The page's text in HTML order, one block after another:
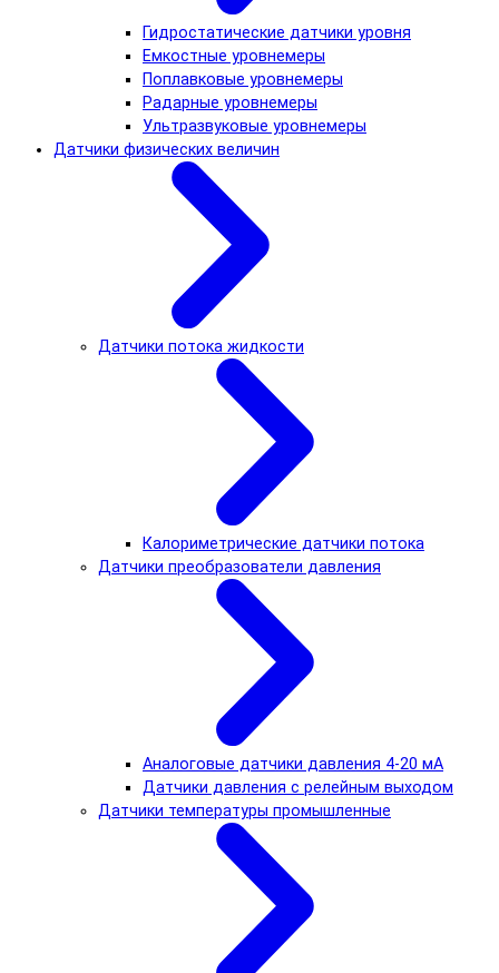
Гидростатические датчики уровня
Емкостные уровнемеры
Поплавковые уровнемеры
Радарные уровнемеры
Ультразвуковые уровнемеры
Датчики физических величин
Датчики потока жидкости
Калориметрические датчики потока
Датчики преобразователи давления
Аналоговые датчики давления 4-20 мА
Датчики давления с релейным выходом
Датчики температуры промышленные